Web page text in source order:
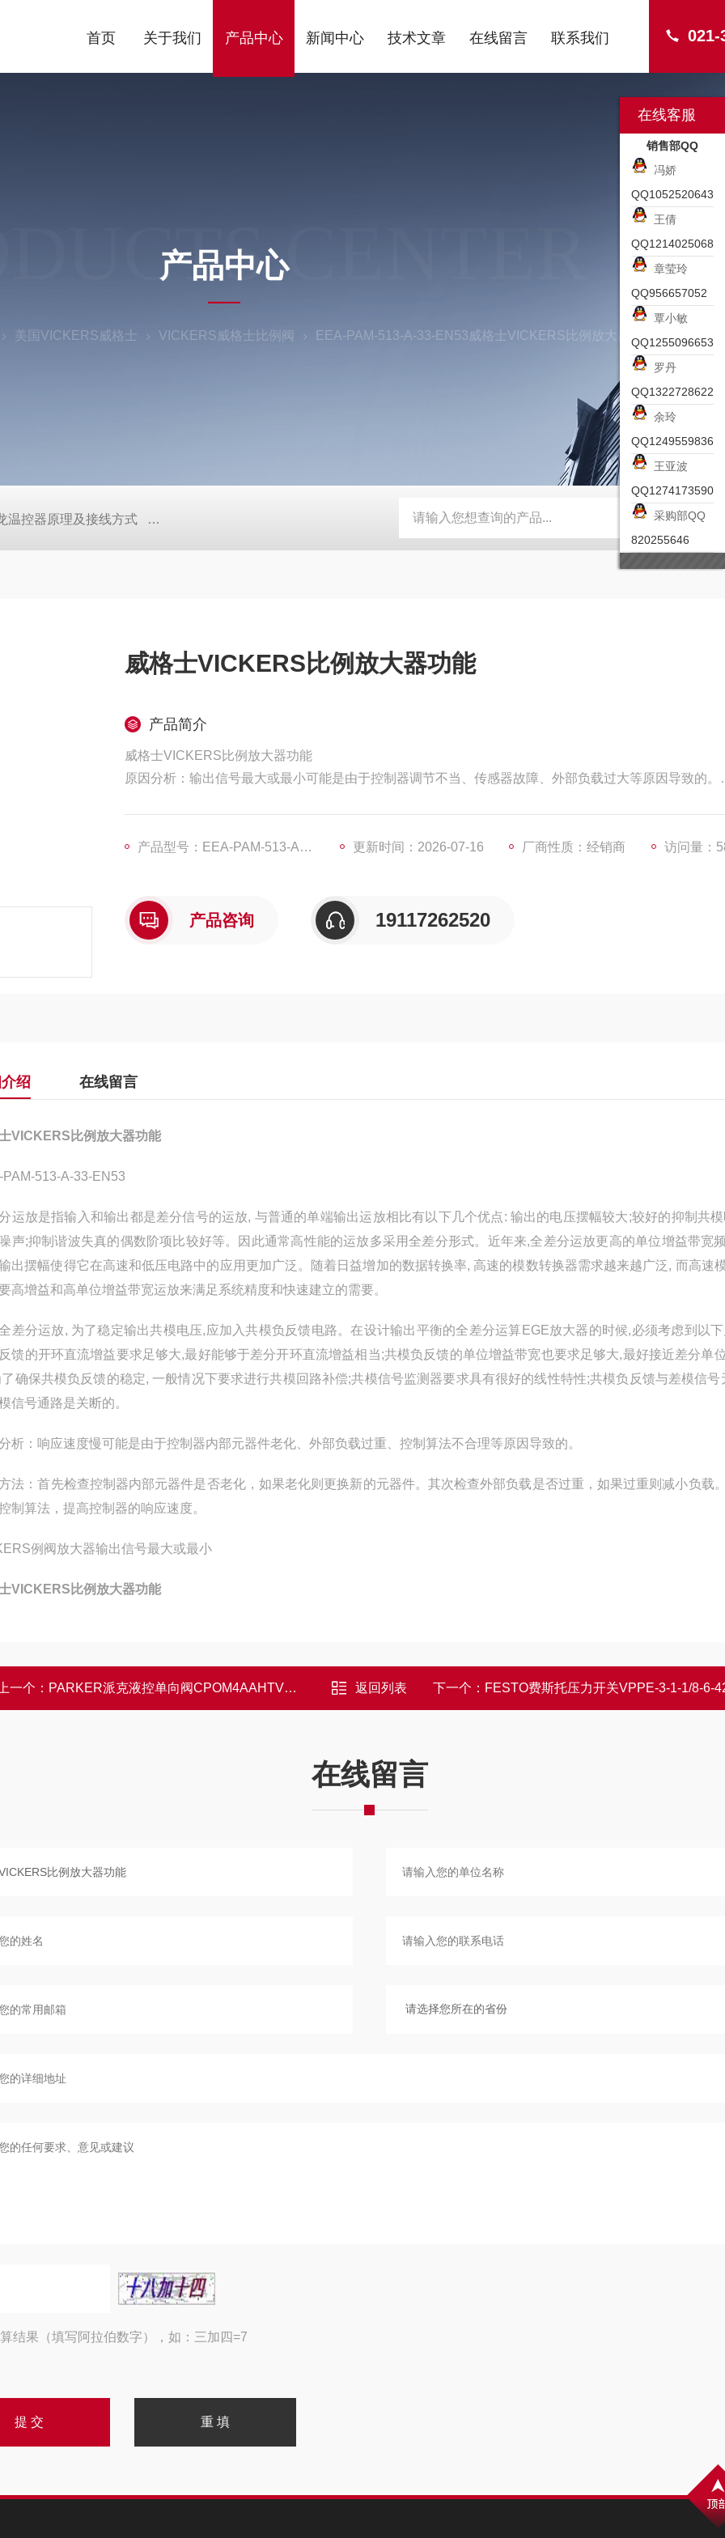
021-
首页 关于我们 产品中心 新闻中心 技术文章 在线留言 联系我们
CENTER
产品中心
美国VICKERS威格士 VICKERS威格士比例阀 EEA-PAM-513-A-33-EN53威格士VICKERS比例放大器功能
温控器原理及接线方式 日本SMC真空压力开关的中文资料ZK2-ZSEA-A *皮尔兹PILZ安全激光扫描仪 RZMO-TER-
威格士VICKERS比例放大器功能
产品简介
威格士VICKERS比例放大器功能
原因分析：输出信号最大或最小可能是由于控制器调节不当、传感器故障、外部负载过大等原因导致的。
产品型号：EEA-PAM-513-A-33-EN53
更新时间：2026-07-16 厂商性质：经销商 访问量：
产品咨询 19117262520
绍 在线留言
VICKERS比例放大器功能
513-A-33-EN53
运放是指输入和输出都是差分信号的运放, 与普通的单端输出运放相比有以下几个优点: 输出的电压摆幅较大;较好的抑制共
声;抑制谐波失真的偶数阶项比较好等。因此通常高性能的运放多采用全差分形式。近年来,全差分运放更高的单位增益带宽
出摆幅使得它在高速和低压电路中的应用更加广泛。随着日益增加的数据转换率, 高速的模数转换器需求越来越广泛, 而高速
高增益和高单位增益带宽运放来满足系统精度和快速建立的需要。
差分运放, 为了稳定输出共模电压,应加入共模负反馈电路。在设计输出平衡的全差分运算EGE放大器的时候,必须考虑到以
馈的开环直流增益要求足够大,最好能够于差分开环直流增益相当;共模负反馈的单位增益带宽也要求足够大,最好接近差分单
确保共模负反馈的稳定, 一般情况下要求进行共模回路补偿;共模信号监测器要求具有很好的线性特性;共模负反馈与差模信号
信号通路是关断的。
析：响应速度慢可能是由于控制器内部元器件老化、外部负载过重、控制算法不合理等原因导致的。
法：首先检查控制器内部元器件是否老化，如果老化则更换新的元器件。其次检查外部负载是否过重，如果过重则减小负载
制算法，提高控制器的响应速度。
例阀放大器输出信号最大或最小
VICKERS比例放大器功能
一个： PARKER派克液控单向阀CPOM4AAHTV特点 返回列表 下一个： FESTO费斯托压力开关VPPE-3-1-1/8-6-420-
在线留言
结果（填写阿拉伯数字），如：三加四=7
在线客服
销售部QQ
冯娇
QQ1052520643
王倩
QQ1214025068
章莹玲
QQ956657052
覃小敏
QQ1255096653
罗丹
QQ1322728622
余玲
QQ1249559836
王亚波
QQ1274173590
采购部QQ
820255646